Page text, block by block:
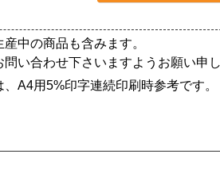
中の商品も含みます。
い合わせ下さいますようお願い申し
A4用5%印字連続印刷時参考です。